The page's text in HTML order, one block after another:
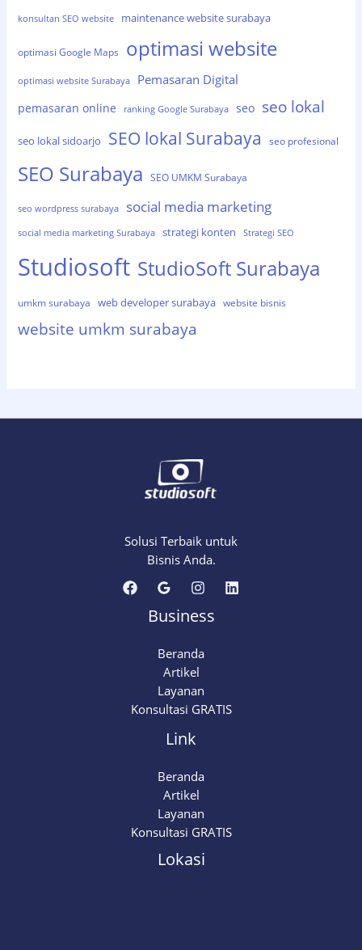
konsultan SEO website maintenance website surabaya
optimasi Google Maps optimasi website
optimasi website Surabaya Pemasaran Digital
pemasaran online ranking Google Surabaya seo seo lokal
seo lokal sidoarjo SEO lokal Surabaya seo profesional
SEO Surabaya SEO UMKM Surabaya
seo wordpress surabaya social media marketing
social media marketing Surabaya strategi konten Strategi SEO
Studiosoft StudioSoft Surabaya
umkm surabaya web developer surabaya website bisnis
website umkm surabaya
Solusi Terbaik untuk
Bisnis Anda.
Business
Beranda
Artikel
Layanan
Konsultasi GRATIS
Link
Beranda
Artikel
Layanan
Konsultasi GRATIS
Lokasi